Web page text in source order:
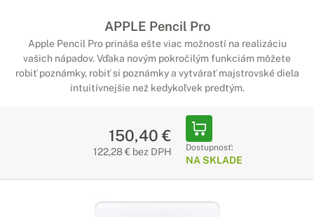
APPLE Pencil Pro
Apple Pencil Pro prináša ešte viac možností na realizáciu
vašich nápadov. Vďaka novým pokročilým funkciám môžete
robiť poznámky, robiť si poznámky a vytvárať majstrovské diela
intuitívnejšie než kedykoľvek predtým.
150,40 €
122,28 € bez DPH Dostupnosť:
NA SKLADE